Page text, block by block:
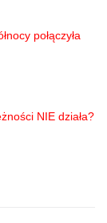
połączyła
NIE działa?